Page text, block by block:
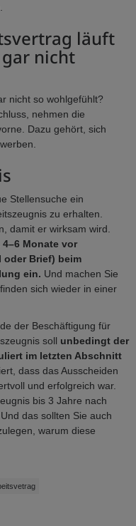
läuft
nicht
nicht so wohlgefühlt?
nehmen die
Dazu gehört, sich
Stellensuche ein
zu erhalten.
damit er wirksam wird.
Monate vor
oder Brief) beim
ein. Und machen Sie
sich wieder in einer
der Beschäftigung für
soll unbedingt der
im letzten Abschnitt
dass das Ausscheiden
und erfolgreich war.
bis 3 Jahre nach
das sollten Sie auch
warum diese